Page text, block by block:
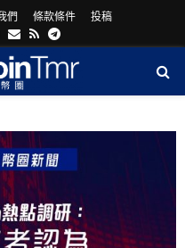
們 條款條件 投稿
Email
RssTelegram